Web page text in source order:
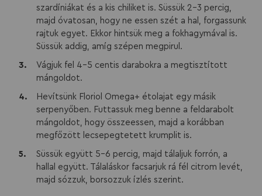
szardíniákat és a kis chiliket is. Süssük 2-3 percig,
majd óvatosan, hogy ne essen szét a hal, forgassunk
rajtuk egyet. Ekkor hintsük meg a fokhagymával is.
Süssük addig, amíg szépen megpirul.
Vágjuk fel 4-5 centis darabokra a megtisztított
mángoldot.
Hevítsünk Floriol Omega+ étolajat egy másik
serpenyőben. Futtassuk meg benne a feldarabolt
mángoldot, hogy összeessen, majd a korábban
megfőzött lecsepegtetett krumplit is.
Süssük együtt 5-6 percig, majd tálaljuk forrón, a
hallal együtt. Tálaláskor facsarjuk rá fél citrom levét,
majd sózzuk, borsozzuk ízlés szerint.